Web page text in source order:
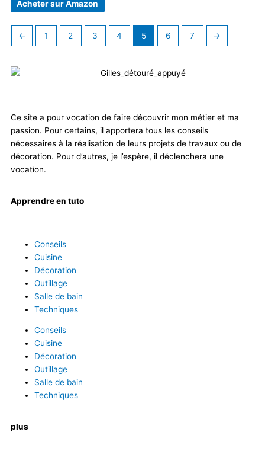
Acheter sur Amazon
← 1 2 3 4 5 6 7 →
Ce site a pour vocation de faire découvrir mon métier et ma
passion. Pour certains, il apportera tous les conseils
nécessaires à la réalisation de leurs projets de travaux ou de
décoration. Pour d’autres, je l’espère, il déclenchera une
vocation.
Apprendre en tuto
Conseils
Cuisine
Décoration
Outillage
Salle de bain
Techniques
Conseils
Cuisine
Décoration
Outillage
Salle de bain
Techniques
plus